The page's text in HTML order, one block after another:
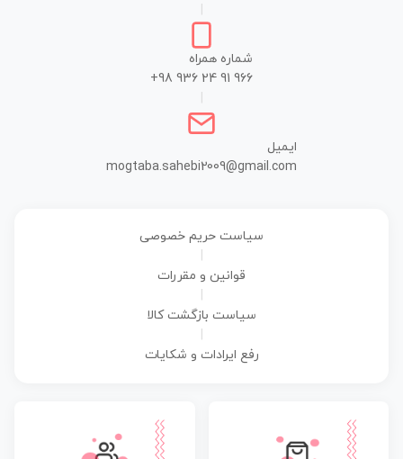
شماره همراه
+98 936 24 91 966
ایمیل
mogtaba.sahebi2009@gmail.com
سیاست حریم خصوصی
قوانین و مقررات
سیاست بازگشت کالا
رفع ایرادات و شکایات